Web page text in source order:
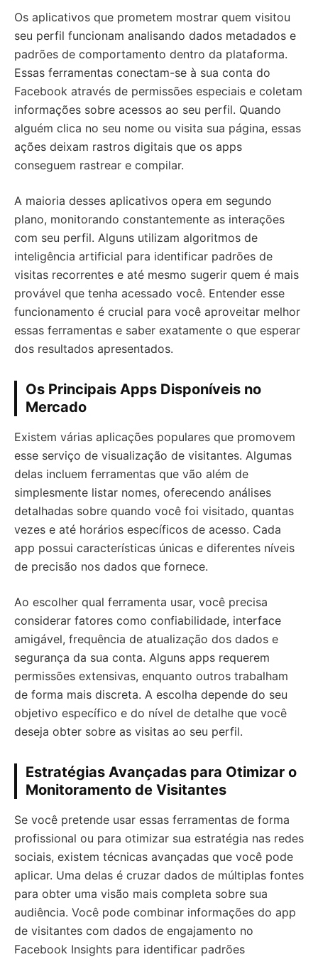
Os aplicativos que prometem mostrar quem visitou
seu perfil funcionam analisando dados metadados e
padrões de comportamento dentro da plataforma.
Essas ferramentas conectam-se à sua conta do
Facebook através de permissões especiais e coletam
informações sobre acessos ao seu perfil. Quando
alguém clica no seu nome ou visita sua página, essas
ações deixam rastros digitais que os apps
conseguem rastrear e compilar.
A maioria desses aplicativos opera em segundo
plano, monitorando constantemente as interações
com seu perfil. Alguns utilizam algoritmos de
inteligência artificial para identificar padrões de
visitas recorrentes e até mesmo sugerir quem é mais
provável que tenha acessado você. Entender esse
funcionamento é crucial para você aproveitar melhor
essas ferramentas e saber exatamente o que esperar
dos resultados apresentados.
Os Principais Apps Disponíveis no
Mercado
Existem várias aplicações populares que promovem
esse serviço de visualização de visitantes. Algumas
delas incluem ferramentas que vão além de
simplesmente listar nomes, oferecendo análises
detalhadas sobre quando você foi visitado, quantas
vezes e até horários específicos de acesso. Cada
app possui características únicas e diferentes níveis
de precisão nos dados que fornece.
Ao escolher qual ferramenta usar, você precisa
considerar fatores como confiabilidade, interface
amigável, frequência de atualização dos dados e
segurança da sua conta. Alguns apps requerem
permissões extensivas, enquanto outros trabalham
de forma mais discreta. A escolha depende do seu
objetivo específico e do nível de detalhe que você
deseja obter sobre as visitas ao seu perfil.
Estratégias Avançadas para Otimizar o
Monitoramento de Visitantes
Se você pretende usar essas ferramentas de forma
profissional ou para otimizar sua estratégia nas redes
sociais, existem técnicas avançadas que você pode
aplicar. Uma delas é cruzar dados de múltiplas fontes
para obter uma visão mais completa sobre sua
audiência. Você pode combinar informações do app
de visitantes com dados de engajamento no
Facebook Insights para identificar padrões